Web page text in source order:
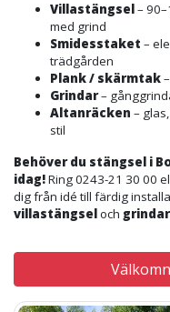
Villastängsel–
med grind
Smidesstaket –
trädgården
Plank / skärmtak
Grindar–
Altanräcken –
stil
Behöver du stängsel i
idag!Ring 0243-21 30 00
dig från idé till färdig
villastängseloch grindar